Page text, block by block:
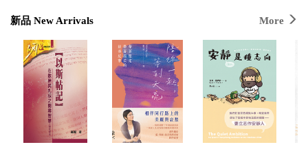
新品 New Arrivals More